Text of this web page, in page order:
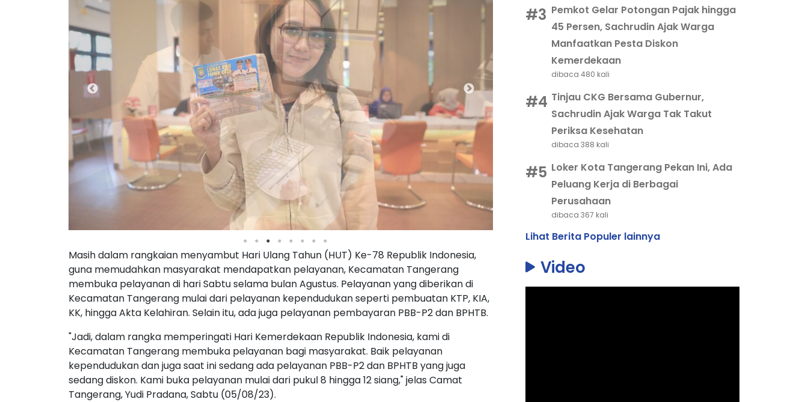
Masih dalam rangkaian menyambut Hari Ulang Tahun (HUT) Ke-78 Republik Indonesia,
guna memudahkan masyarakat mendapatkan pelayanan, Kecamatan Tangerang
membuka pelayanan di hari Sabtu selama bulan Agustus. Pelayanan yang diberikan di
Kecamatan Tangerang mulai dari pelayanan kependudukan seperti pembuatan KTP, KIA,
KK, hingga Akta Kelahiran. Selain itu, ada juga pelayanan pembayaran PBB-P2 dan BPHTB.
"Jadi, dalam rangka memperingati Hari Kemerdekaan Republik Indonesia, kami di
Kecamatan Tangerang membuka pelayanan bagi masyarakat. Baik pelayanan
kependudukan dan juga saat ini sedang ada pelayanan PBB-P2 dan BPHTB yang juga
sedang diskon. Kami buka pelayanan mulai dari pukul 8 hingga 12 siang," jelas Camat
Tangerang, Yudi Pradana, Sabtu (05/08/23).
#3 Pemkot Gelar Potongan Pajak hingga
45 Persen, Sachrudin Ajak Warga
Manfaatkan Pesta Diskon
Kemerdekaan
dibaca 480 kali
#4 Tinjau CKG Bersama Gubernur,
Sachrudin Ajak Warga Tak Takut
Periksa Kesehatan
dibaca 388 kali
#5 Loker Kota Tangerang Pekan Ini, Ada
Peluang Kerja di Berbagai
Perusahaan
dibaca 367 kali
Lihat Berita Populer lainnya
Video